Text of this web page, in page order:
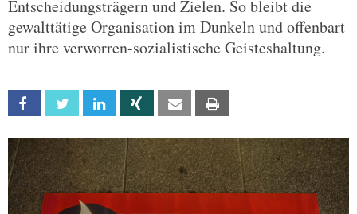
Entscheidungsträgern und Zielen. So bleibt die
gewalttätige Organisation im Dunkeln und offenbart
nur ihre verworren-sozialistische Geisteshaltung.
Facebook Twitter Linkedin Xing Email